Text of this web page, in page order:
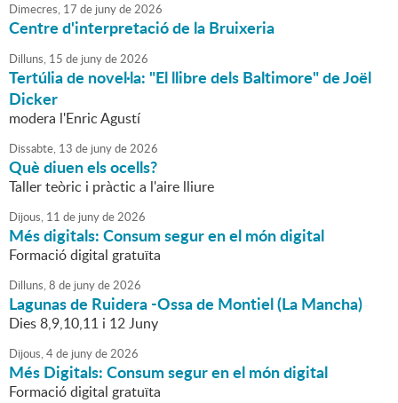
Dimecres, 17 de junyde2026
Centre d'interpretació de la Bruixeria
Dilluns, 15 de junyde2026
Tertúlia de novel·la: "El llibre dels Baltimore" de Joël
Dicker
modera l'Enric Agustí
Dissabte, 13 de junyde2026
Què diuen els ocells?
Taller teòric i pràctic a l'aire lliure
Dijous, 11 de junyde2026
Més digitals: Consum segur en el món digital
Formació digital gratuïta
Dilluns,8 de junyde2026
Lagunas de Ruidera -Ossa de Montiel (La Mancha)
Dies 8,9,10,11 i 12 Juny
Dijous,4de junyde2026
Més Digitals: Consum segur en el món digital
Formació digital gratuïta